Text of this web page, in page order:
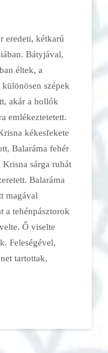
eredeti, kétkarú
Bátyjával,
éltek, a
szépek
akár a hollók
emlékeztetetett.
kékesfekete
Balaráma fehér
sárga ruhát
Balaráma
magával
a tehénpásztorok
Ő viselte
Feleségével,
tartottak,